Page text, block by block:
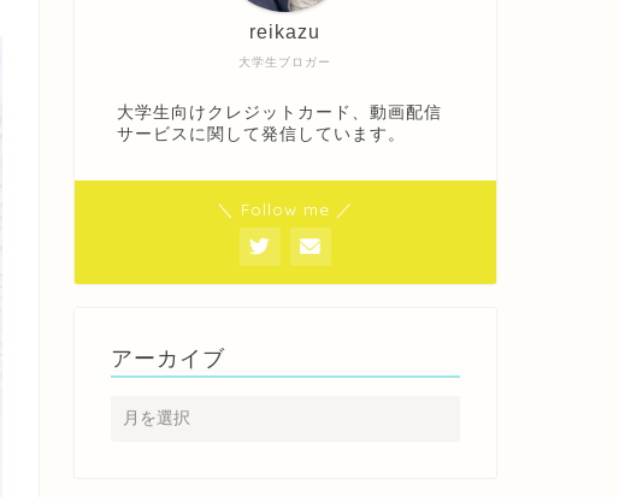
大学生ブロガー
reikazu
大学生向けクレジットカード、動画配信
サービスに関して発信しています。
＼ Follow me ／
アーカイブ